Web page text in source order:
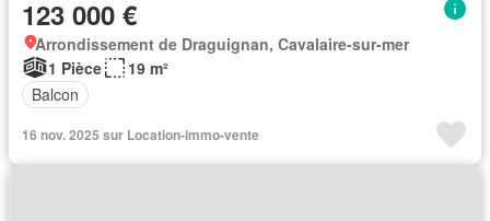
123 000 €
Arrondissement de Draguignan, Cavalaire-sur-mer
1 Pièce
19 m²
Balcon
16 nov. 2025 sur Location-immo-vente